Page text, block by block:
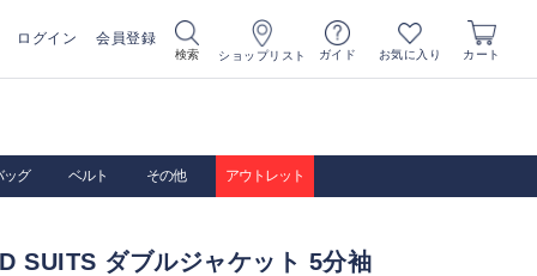
ログイン 会員登録
検索 ショップリスト ガイド お気に入り カート
ッグ ベルト その他 アウトレット
SUITS ダブルジャケット 5分袖